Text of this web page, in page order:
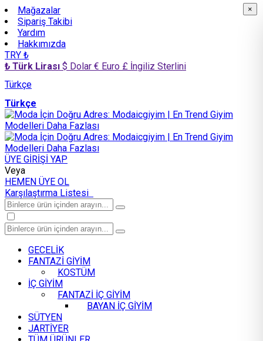
Mağazalar
Sipariş Takibi
Yardım
Hakkımızda
TRY ₺
₺ Türk Lirası $ Dolar € Euro £ İngiliz Sterlini
Türkçe
Türkçe
ÜYE GİRİŞİ YAP
Veya
HEMEN ÜYE OL
Karşılaştırma Listesi
GECELİK
FANTAZİ GİYİM
KOSTÜM
İÇ GİYİM
FANTAZİ İÇ GİYİM
BAYAN İÇ GİYİM
SÜTYEN
JARTİYER
×
×